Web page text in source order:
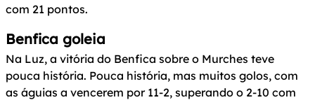
com 21 pontos.
Benfica goleia
Na Luz, a vitória do Benfica sobre o Murches teve
pouca história. Pouca história, mas muitos golos, com
as águias a vencerem por 11-2, superando o 2-10 com